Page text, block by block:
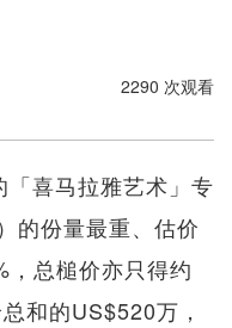
2290 次观看
喜马拉雅艺术」专
的份量最重、估价
总槌价亦只得约
和的US$520万，